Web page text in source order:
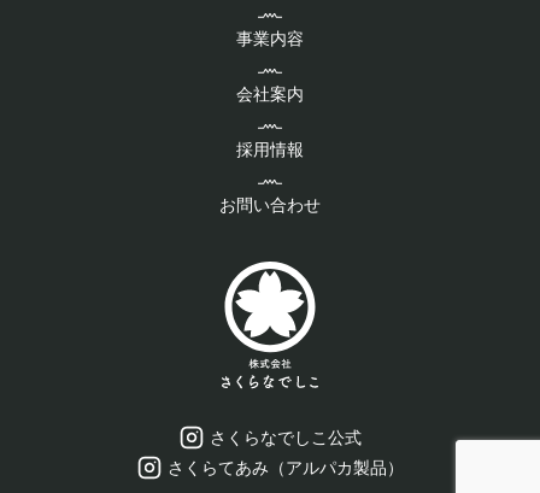
事業内容
会社案内
採用情報
お問い合わせ
さくらなでしこ公式
さくらてあみ（アルパカ製品）